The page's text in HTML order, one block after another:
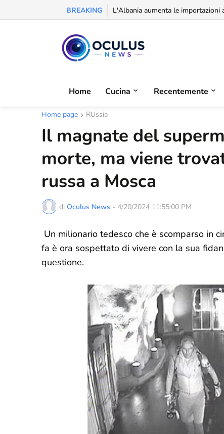
BREAKING L'Albania aumenta le
Riconoscimento alla balcanica: la
Home Cucina Recentemente
Home page RUssia
Il magnate del
morte, ma viene
russa a Mosca
di Oculus News - 4/20/2024 11:55:00 PM
Un milionario tedesco che è scomparso in
fa è ora sospettato di vivere con la sua
questione.